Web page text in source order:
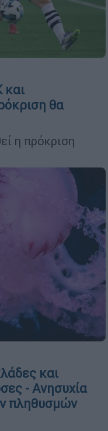
και
θα
η πρόκριση
και
- Ανησυχία
πληθυσμών